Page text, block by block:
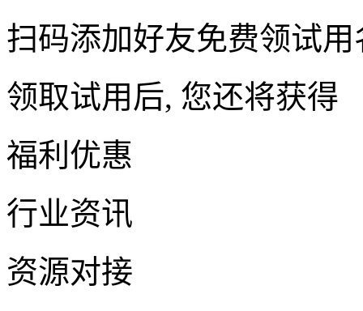
扫码添加好友免费领试用
领取试用后, 您还将获得
福利优惠
行业资讯
资源对接